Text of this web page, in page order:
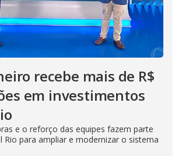
recebe mais de R$
em investimentos
e o reforço das equipes fazem parte
Rio para ampliar e modernizar o sistema